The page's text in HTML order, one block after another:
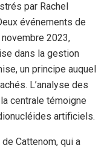
par Rachel
événements de
2023,
dans la gestion
un principe auquel
L’analyse des
centrale témoigne
artificiels.
Cattenom, qui a